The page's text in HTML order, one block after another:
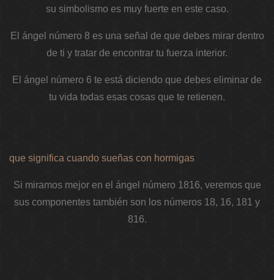
su simbolismo es muy fuerte en este caso.
El ángel número 8 es una señal de que debes mirar dentro
de ti y tratar de encontrar tu fuerza interior.
El ángel número 6 te está diciendo que debes eliminar de
tu vida todas esas cosas que te retienen.
que significa cuando sueñas con hormigas
Si miramos mejor en el ángel número 1816, veremos que
sus componentes también son los números 18, 16, 181 y
816.